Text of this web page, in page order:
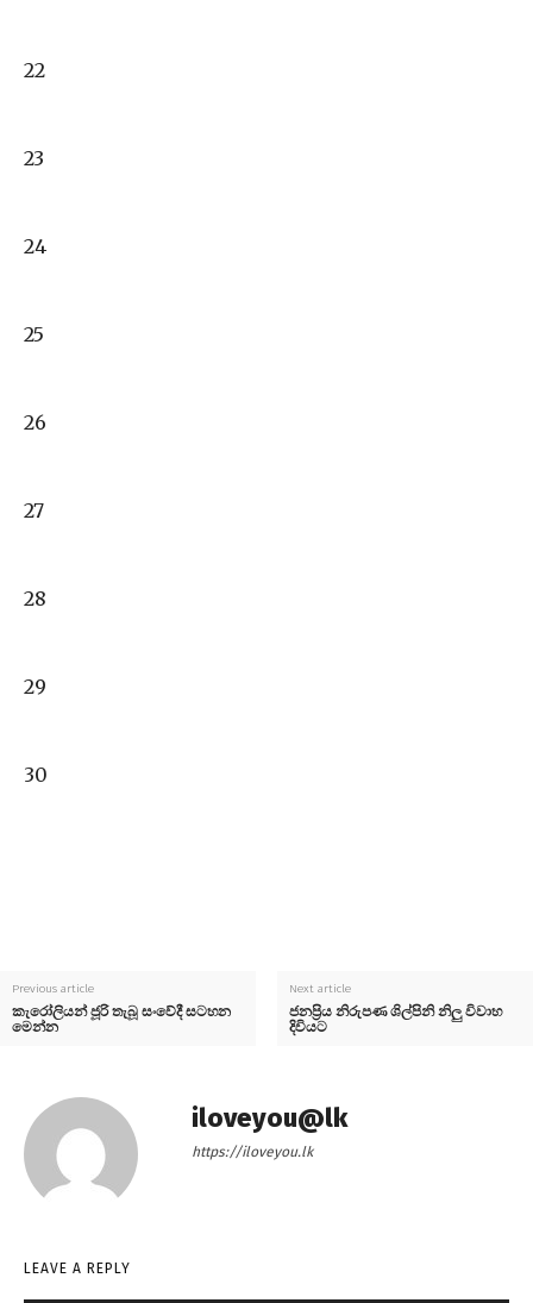
22
23
24
25
26
27
28
29
30
Previous article
කැරෝලියන් ජූරි තැබූ සංවේදී සටහන
මෙන්න
Next article
ජනප්‍රිය නිරුපණ ශිල්පිනි නිලු විවාහ
දිවියට
iloveyou@lk
https://iloveyou.lk
LEAVE A REPLY